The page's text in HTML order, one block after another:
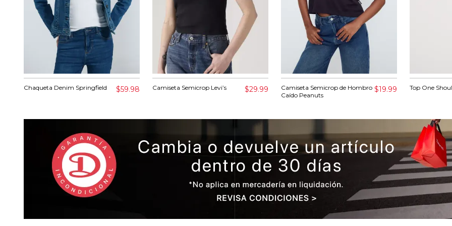
Chaqueta Denim Springfield $59.98 Camiseta Semicrop Levi’s $29.99
Camiseta Semicrop de Hombro
Caído Peanuts
$19.99 Top One